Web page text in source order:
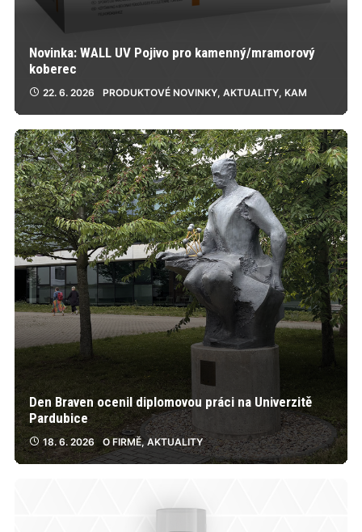
Novinka: WALL UV Pojivo pro kamenný/mramorový
koberec
22. 6. 2026 PRODUKTOVÉ NOVINKY, AKTUALITY, KAM
Den Braven ocenil diplomovou práci na Univerzitě
Pardubice
18. 6. 2026 O FIRMĚ, AKTUALITY